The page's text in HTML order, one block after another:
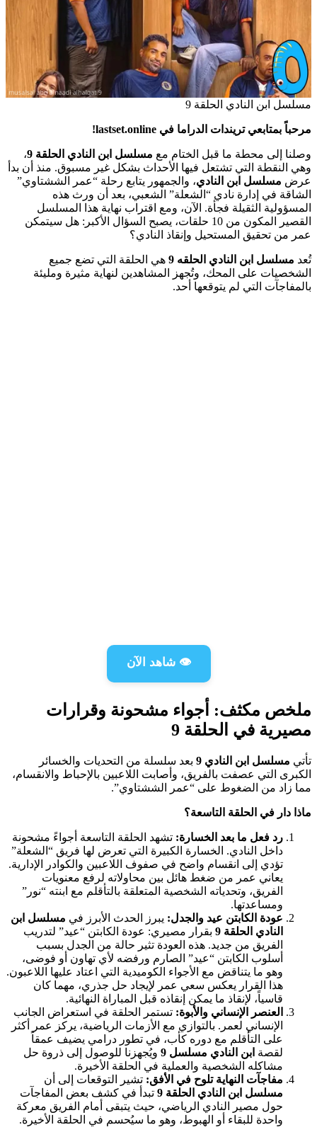
مسلسل ابن النادي الحلقة 9
مرحباً بمتابعي تريندات الدراما في lastset.online!
وصلنا إلى محطة ما قبل الختام مع مسلسل ابن النادي الحلقة 9
،
وهي النقطة التي تشتعل فيها الأحداث بشكل غير مسبوق. منذ أن بدأ
عرض مسلسل ابن النادي، والجمهور يتابع رحلة “عمر الششتاوي”
الشاقة في إدارة نادي “الشعلة” الشعبي، بعد أن ورث هذه
المسؤولية الثقيلة فجأة. الآن، ومع اقتراب نهاية هذا المسلسل
القصير المكون من 10 حلقات، يصبح السؤال الأكبر: هل سيتمكن
عمر من تحقيق المستحيل وإنقاذ النادي؟
تُعد مسلسل ابن النادي الحلقه 9
هي الحلقة التي تضع جميع
الشخصيات على المحك، وتُجهز المشاهدين لنهاية مثيرة ومليئة
بالمفاجآت التي لم يتوقعها أحد.
👁️ شاهد الآن
ملخص مكثف: أجواء مشحونة وقرارات
مصيرية في الحلقة 9
تأتي مسلسل ابن النادي 9
بعد سلسلة من التحديات والخسائر
الكبرى التي عصفت بالفريق، وأصابت اللاعبين بالإحباط والانقسام،
مما زاد من الضغوط على “عمر الششتاوي”.
ماذا دار في الحلقة التاسعة؟
رد فعل ما بعد الخسارة: تشهد الحلقة التاسعة أجواءً مشحونة
داخل النادي. الخسارة الكبيرة التي تعرض لها فريق “الشعلة”
تؤدي إلى انقسام واضح في صفوف اللاعبين والكوادر الإدارية.
يعاني عمر من ضغط هائل بين محاولاته لرفع معنويات
الفريق، وتحدياته الشخصية المتعلقة بالتأقلم مع ابنته “نور”
ومساعدتها.
عودة الكابتن عيد والجدل: يبرز الحدث الأبرز في مسلسل ابن
النادي الحلقة 9
بقرار مصيري: عودة الكابتن “عيد” لتدريب
الفريق من جديد. هذه العودة تثير حالة من الجدل بسبب
أسلوب الكابتن “عيد” الصارم ورفضه لأي تهاون أو فوضى،
وهو ما يتناقض مع الأجواء الكوميدية التي اعتاد عليها اللاعبون.
هذا القرار يعكس سعي عمر لإيجاد حل جذري، مهما كان
قاسياً، لإنقاذ ما يمكن إنقاذه قبل المباراة النهائية.
العنصر الإنساني والأبوة: تستمر الحلقة في استعراض الجانب
الإنساني لعمر. بالتوازي مع الأزمات الرياضية، يركز عمر أكثر
على التأقلم مع دوره كأب، في تطور درامي يضيف عمقاً
لقصة ابن النادي مسلسل 9
ويُجهزنا للوصول إلى ذروة حل
مشاكله الشخصية والعملية في الحلقة الأخيرة.
مفاجآت النهاية تلوح في الأفق: تشير التوقعات إلى أن
مسلسل ابن النادي الحلقة 9
تبدأ في كشف بعض المفاجآت
حول مصير النادي الرياضي، حيث يتبقى أمام الفريق معركة
واحدة للبقاء أو الهبوط، وهو ما سيُحسم في الحلقة الأخيرة.